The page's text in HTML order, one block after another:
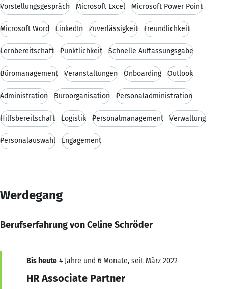
Vorstellungsgespräch Microsoft Excel Microsoft Power Point
Microsoft Word LinkedIn Zuverlässigkeit Freundlichkeit
Lernbereitschaft Pünktlichkeit Schnelle Auffassungsgabe
Büromanagement Veranstaltungen Onboarding Outlook
Administration Büroorganisation Personaladministration
Hilfsbereitschaft Logistik Personalmanagement Verwaltung
Personalauswahl Engagement
Werdegang
Berufserfahrung von Celine Schröder
Bis heute 4 Jahre und 6 Monate, seit März 2022
HR Associate Partner